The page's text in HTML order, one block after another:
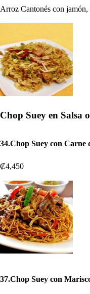
Arroz Cantonés con
Chop Suey en Salsa
34.Chop Suey con Carne
₡4,450
37.Chop Suey con